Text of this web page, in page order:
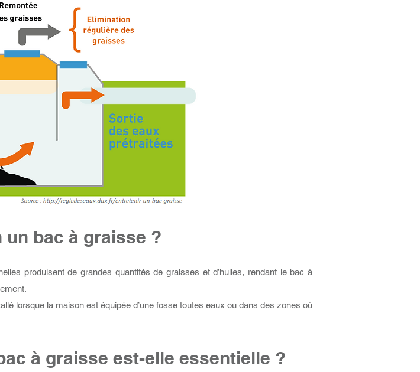
un bac à graisse ?
produisent de grandes quantités de graisses et d’huiles, rendant le bac à
lorsque la maison est équipée d’une fosse toutes eaux ou dans des zones où
à graisse est-elle essentielle ?